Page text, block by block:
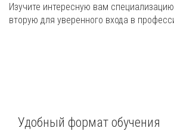
Изучите интересную вам
вторую для уверенного входа в
Удобный формат обучения